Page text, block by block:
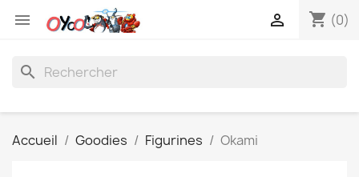
 shopping_cart (0)

search
Accueil Goodies Figurines Okami